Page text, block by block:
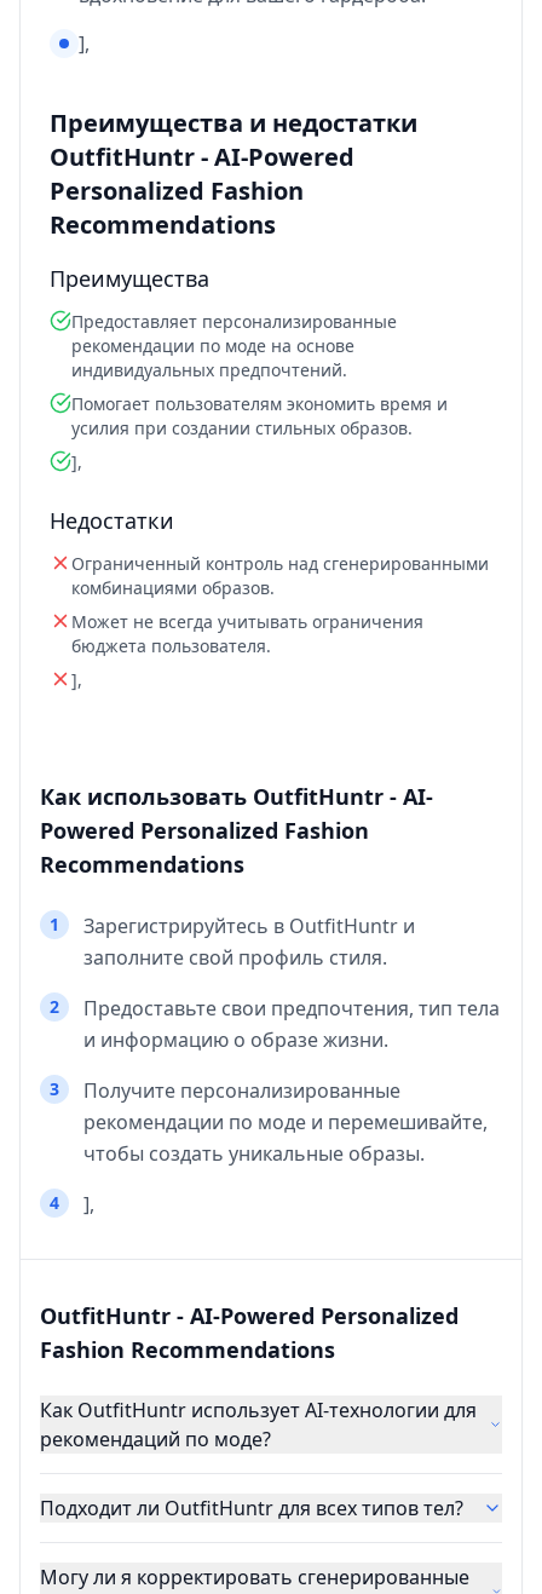
],
Преимущества и недостатки
OutfitHuntr - AI-Powered
Personalized Fashion
Recommendations
Преимущества
Предоставляет персонализированные
рекомендации по моде на основе
индивидуальных предпочтений.
Помогает пользователям экономить время и
усилия при создании стильных образов.
],
Недостатки
Ограниченный контроль над сгенерированными
комбинациями образов.
Может не всегда учитывать ограничения
бюджета пользователя.
],
Как использовать OutfitHuntr - AI-
Powered Personalized Fashion
Recommendations
1
Зарегистрируйтесь в OutfitHuntr и
заполните свой профиль стиля.
2
Предоставьте свои предпочтения, тип тела
и информацию о образе жизни.
3
Получите персонализированные
рекомендации по моде и перемешивайте,
чтобы создать уникальные образы.
4 ],
OutfitHuntr - AI-Powered Personalized
Fashion Recommendations
Как OutfitHuntr использует AI-технологии для
рекомендаций по моде?
Подходит ли OutfitHuntr для всех типов тел?
Могу ли я корректировать сгенерированные